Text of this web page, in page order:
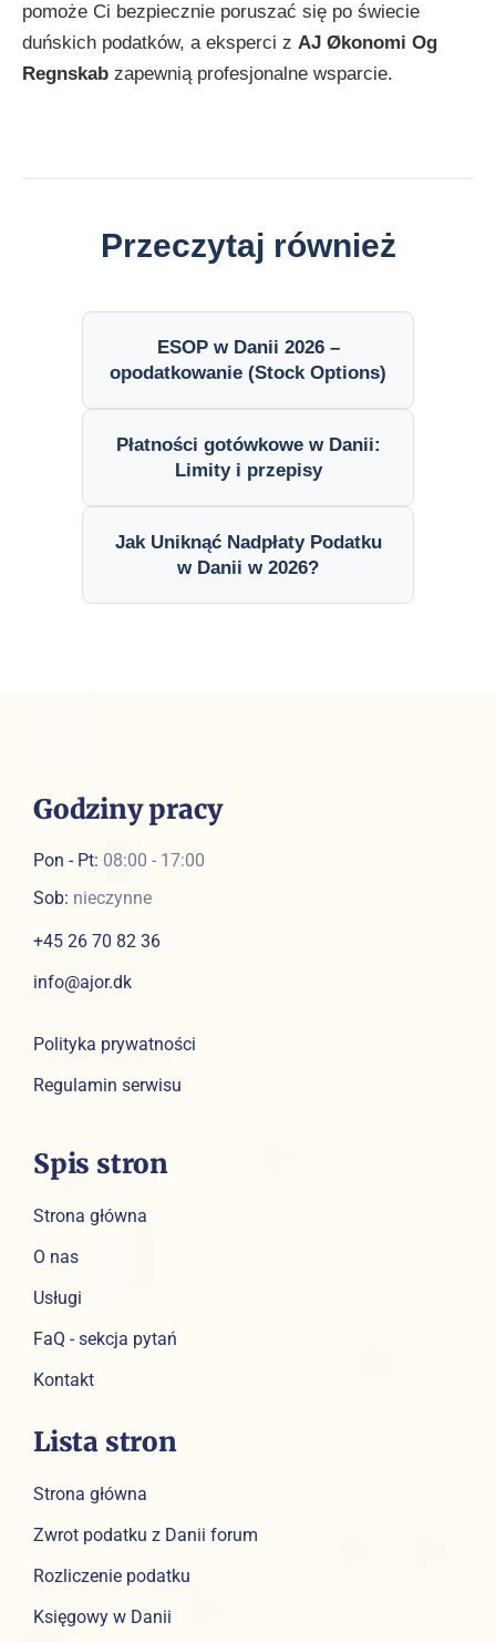
pomoże Ci bezpiecznie poruszać się po świecie
duńskich podatków, a eksperci z AJ Økonomi Og
Regnskab zapewnią profesjonalne wsparcie.
Przeczytaj również
ESOP w Danii 2026 –
opodatkowanie (Stock Options)
Płatności gotówkowe w Danii:
Limity i przepisy
Jak Uniknąć Nadpłaty Podatku
w Danii w 2026?
Godziny pracy
Pon - Pt: 08:00 - 17:00
Sob: nieczynne
+45 26 70 82 36
info@ajor.dk
Polityka prywatności
Regulamin serwisu
Spis stron
Strona główna
O nas
Usługi
FaQ - sekcja pytań
Kontakt
Lista stron
Strona główna
Zwrot podatku z Danii forum
Rozliczenie podatku
Księgowy w Danii